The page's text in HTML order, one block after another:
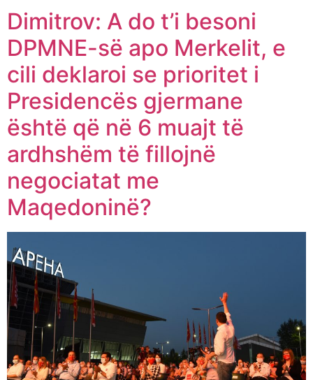
Dimitrov: A do t’i besoni
DPMNE-së apo Merkelit, e
cili deklaroi se prioritet i
Presidencës gjermane
është që në 6 muajt të
ardhshëm të fillojnë
negociatat me
Maqedoninë?